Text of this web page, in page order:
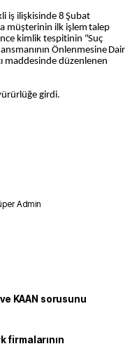
iş ilişkisinde 8 Şubat
müşterinin ilk işlem talep
kimlik tespitinin "Suç
Önlenmesine Dair
maddesinde düzenlenen
girdi.
Admin
KAAN sorusunu
firmalarının